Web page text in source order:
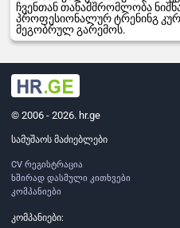
ჩვენთან თანამშრომლობა
პროფესიონალურ ტრენინგ
მეგობრულ გარემოს.
© 2006 - 2026. hr.ge
სამუშაოს მაძიებლები
CV რეგისტრაცია
ხშირად დასმული კითხვები
კომპანიები
კომპანიები: